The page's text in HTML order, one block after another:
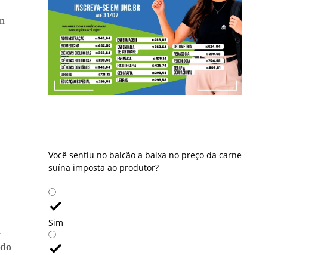
Você sentiu no balcão a baixa no preço da carne
suína imposta ao produtor?
Sim